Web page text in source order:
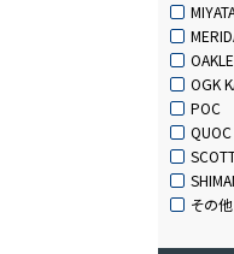
OGK
POC
QUOC
その他